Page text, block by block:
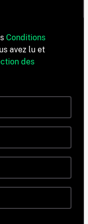
Conditions
avez lu et
des